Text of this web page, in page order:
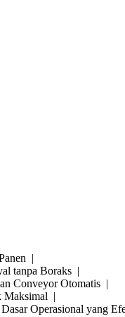
|
tanpa Boraks |
Conveyor Otomatis |
Maksimal |
Operasional yang